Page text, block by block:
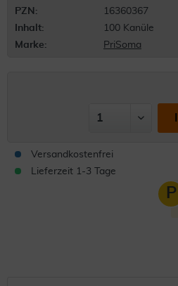
PZN:
16360367
Inhalt:
100 Kanüle
Marke:
PriSoma
Versandkostenfrei
Lieferzeit 1-3 Tage
P